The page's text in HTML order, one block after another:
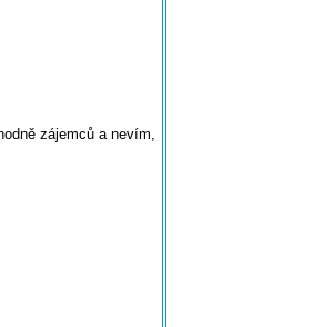
zájemců a nevím,